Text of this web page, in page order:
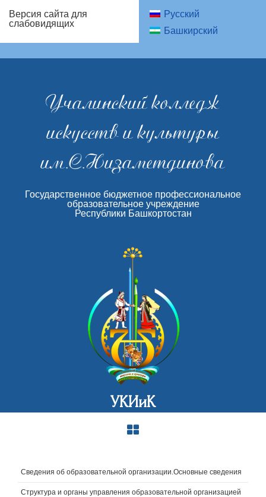
Версия сайта для
слабовидящих
Русский
Башкирский
Учалинский колледж
искусств и культуры
им.С.Низаметдинова
Государственное бюджетное профессиональное
образовательное учреждение
Республики Башкортостан
УКИиК
Сведения об образовательной организации.Основные сведения
Структура и органы управления образовательной организацией